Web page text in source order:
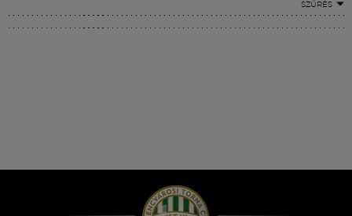
SZŰRÉS
Hírek